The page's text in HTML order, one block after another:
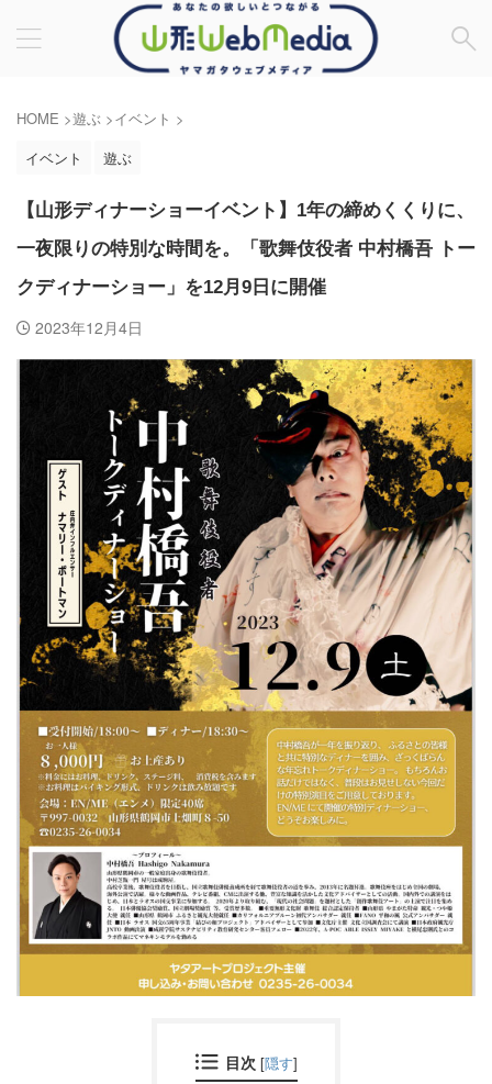
HOME >遊ぶ >イベント >
イベント
遊ぶ
【山形ディナーショーイベント】1年の締めくくりに、
一夜限りの特別な時間を。「歌舞伎役者 中村橋吾 トー
クディナーショー」を12月9日に開催
2023年12月4日
目次 [隠す]